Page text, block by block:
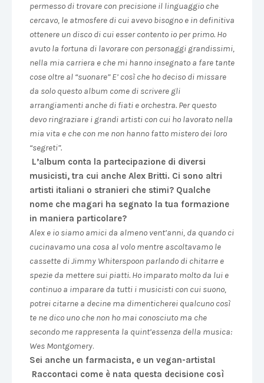
permesso di trovare con precisione il linguaggio che
cercavo, le atmosfere di cui avevo bisogno e in definitiva
ottenere un disco di cui esser contento io per primo. Ho
avuto la fortuna di lavorare con personaggi grandissimi,
nella mia carriera e che mi hanno insegnato a fare tante
cose oltre al “suonare” E’ così che ho deciso di missare
da solo questo album come di scrivere gli
arrangiamenti anche di fiati e orchestra. Per questo
devo ringraziare i grandi artisti con cui ho lavorato nella
mia vita e che con me non hanno fatto mistero dei loro
“segreti”.
L’album conta la partecipazione di diversi
musicisti, tra cui anche Alex Britti. Ci sono altri
artisti italiani o stranieri che stimi? Qualche
nome che magari ha segnato la tua formazione
in maniera particolare?
Alex e io siamo amici da almeno vent’anni, da quando ci
cucinavamo una cosa al volo mentre ascoltavamo le
cassette di Jimmy Whiterspoon parlando di chitarre e
spezie da mettere sui piatti. Ho imparato molto da lui e
continuo a imparare da tutti i musicisti con cui suono,
potrei citarne a decine ma dimenticherei qualcuno così
te ne dico uno che non ho mai conosciuto ma che
secondo me rappresenta la quint’essenza della musica:
Wes Montgomery.
Sei anche un farmacista, e un vegan-artista!
Raccontaci come è nata questa decisione così